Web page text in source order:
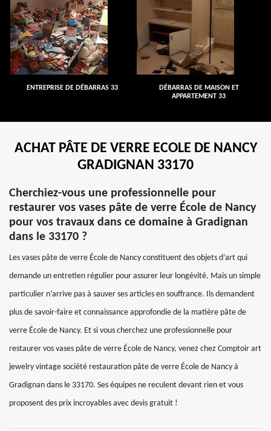
ENTREPRISE DE DÉBARRAS 33
DÉBARRAS DE MAISON ET
APPARTEMENT 33
ACHAT PÂTE DE VERRE ECOLE DE NANCY
GRADIGNAN 33170
Cherchiez-vous une professionnelle pour
restaurer vos vases pâte de verre École de Nancy
pour vos travaux dans ce domaine à Gradignan
dans le 33170 ?
Les vases pâte de verre École de Nancy constituent des objets d’art qui
demande un entretien régulier pour assurer leur longévité. Mais un simple
particulier n’arrive pas à sauver ses articles en souffrance. Ils demandent
plus de savoir-faire et connaissance approfondie de la matière pâte de
verre École de Nancy. Et si vous cherchez une professionnelle pour
restaurer vos vases pâte de verre École de Nancy, venez chez Comptoir art
jewelry vintage société restauration pâte de verre École de Nancy à
Gradignan dans le 33170. Ses équipes ne reculent devant rien et vous
proposent des prix incroyables avec devis gratuit !